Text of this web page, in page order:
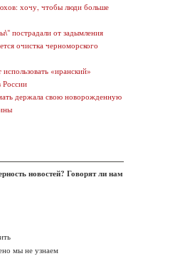
хочу, чтобы люди больше
пострадали от задымления
очистка черноморского
«иранский»
России
держала свою новорожденную
новостей? Говорят ли нам
мы не узнаем